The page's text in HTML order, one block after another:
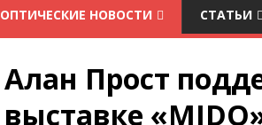
ОПТИЧЕСКИЕ НОВОСТИ СТАТЬИ
Алан Прост
выставке